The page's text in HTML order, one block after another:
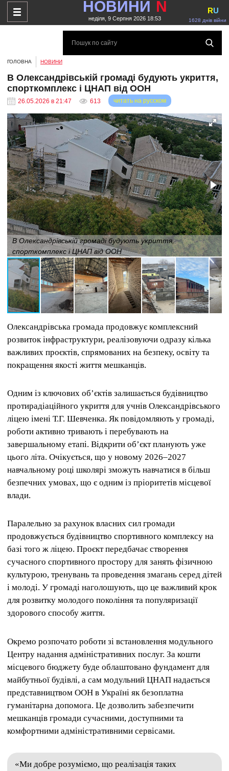
НОВИНИ N
неділя, 9 Серпня 2026 18:53 1628 днів війни
RU
ГОЛОВНА НОВИНИ
В Олександрівській громаді будують укриття,
спорткомплекс і ЦНАП від ООН
26.05.2026 в 21:47 613 читать на русском
В Олександрівській громаді будують укриття,
спорткомплекс і ЦНАП від ООН
Олександрівська громада продовжує комплексний
розвиток інфраструктури, реалізовуючи одразу кілька
важливих проєктів, спрямованих на безпеку, освіту та
покращення якості життя мешканців.
Одним із ключових об’єктів залишається будівництво
протирадіаційного укриття для учнів Олександрівського
ліцею імені Т.Г. Шевченка. Як повідомляють у громаді,
роботи активно тривають і перебувають на
завершальному етапі. Відкрити об’єкт планують уже
цього літа. Очікується, що у новому 2026–2027
навчальному році школярі зможуть навчатися в більш
безпечних умовах, що є одним із пріоритетів місцевої
влади.
Паралельно за рахунок власних сил громади
продовжується будівництво спортивного комплексу на
базі того ж ліцею. Проєкт передбачає створення
сучасного спортивного простору для занять фізичною
культурою, тренувань та проведення змагань серед дітей
і молоді. У громаді наголошують, що це важливий крок
для розвитку молодого покоління та популяризації
здорового способу життя.
Окремо розпочато роботи зі встановлення модульного
Центру надання адміністративних послуг. За кошти
місцевого бюджету буде облаштовано фундамент для
майбутньої будівлі, а сам модульний ЦНАП надається
представництвом ООН в Україні як безоплатна
гуманітарна допомога. Це дозволить забезпечити
мешканців громади сучасними, доступними та
комфортними адміністративними сервісами.
«Ми добре розуміємо, що реалізація таких